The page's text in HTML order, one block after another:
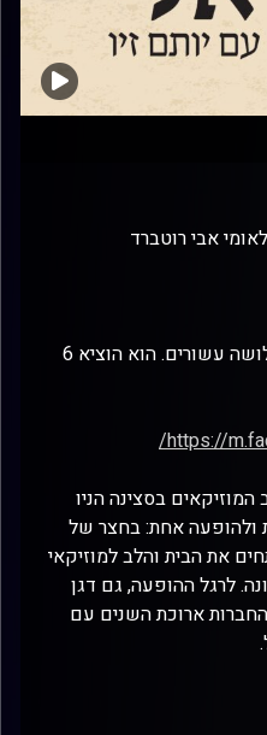
אבי רוטברד
שגר ופועל בניו יורק כמעט שלושה עשורים. הוא הוציא 6
https://
בסצינה הניו
ולהופעה אחת: בחצר של
את הבית והלב למוזיקאי
לרגל ההופעה, גם דגן
ארוכת השנים עם